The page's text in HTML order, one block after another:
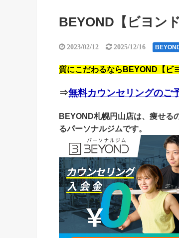
BEYOND【ビヨン
2023/02/12 2025/12/16
質にこだわるならBEYOND【ビ
⇒無料カウンセリングのご
BEYOND札幌円山店は、痩せる
るパーソナルジムです。